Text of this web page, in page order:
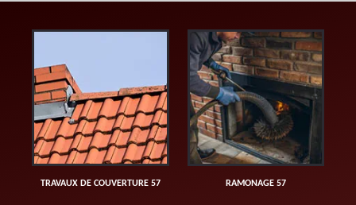
TRAVAUX DE COUVERTURE 57 RAMONAGE 57